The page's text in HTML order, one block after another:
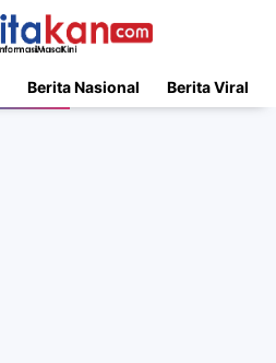
Berita Nasional Berita Viral